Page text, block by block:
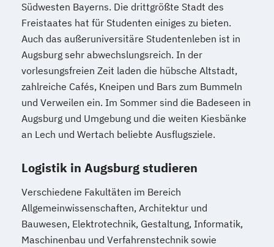
Südwesten Bayerns. Die drittgrößte Stadt des
Freistaates hat für Studenten einiges zu bieten.
Auch das außeruniversitäre Studentenleben ist in
Augsburg sehr abwechslungsreich. In der
vorlesungsfreien Zeit laden die hübsche Altstadt,
zahlreiche Cafés, Kneipen und Bars zum Bummeln
und Verweilen ein. Im Sommer sind die Badeseen in
Augsburg und Umgebung und die weiten Kiesbänke
an Lech und Wertach beliebte Ausflugsziele.
Logistik in Augsburg studieren
Verschiedene Fakultäten im Bereich
Allgemeinwissenschaften, Architektur und
Bauwesen, Elektrotechnik, Gestaltung, Informatik,
Maschinenbau und Verfahrenstechnik sowie